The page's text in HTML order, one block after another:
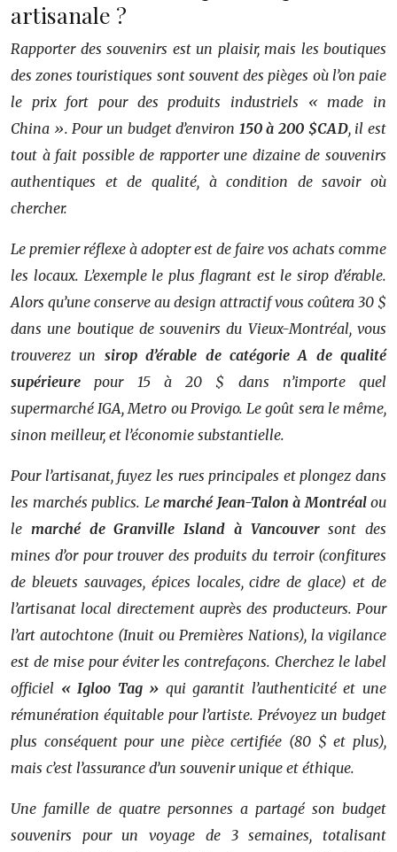
artisanale ?
Rapporter des souvenirs est un plaisir, mais les boutiques
des zones touristiques sont souvent des pièges où l’on paie
le prix fort pour des produits industriels « made in
China ». Pour un budget d’environ 150 à 200 $CAD, il est
tout à fait possible de rapporter une dizaine de souvenirs
authentiques et de qualité, à condition de savoir où
chercher.
Le premier réflexe à adopter est de faire vos achats comme
les locaux. L’exemple le plus flagrant est le sirop d’érable.
Alors qu’une conserve au design attractif vous coûtera 30 $
dans une boutique de souvenirs du Vieux-Montréal, vous
trouverez un sirop d’érable de catégorie A de qualité
supérieure pour 15 à 20 $ dans n’importe quel
supermarché IGA, Metro ou Provigo. Le goût sera le même,
sinon meilleur, et l’économie substantielle.
Pour l’artisanat, fuyez les rues principales et plongez dans
les marchés publics. Le marché Jean-Talon à Montréalou
le marché de Granville Island à Vancouversont des
mines d’or pour trouver des produits du terroir (confitures
de bleuets sauvages, épices locales, cidre de glace) et de
l’artisanat local directement auprès des producteurs. Pour
l’art autochtone (Inuit ou Premières Nations), la vigilance
est de mise pour éviter les contrefaçons. Cherchez le label
officiel « Igloo Tag » qui garantit l’authenticité et une
rémunération équitable pour l’artiste. Prévoyez un budget
plus conséquent pour une pièce certifiée (80 $ et plus),
mais c’est l’assurance d’un souvenir unique et éthique.
Une famille de quatre personnes a partagé son budget
souvenirs pour un voyage de 3 semaines, totalisant